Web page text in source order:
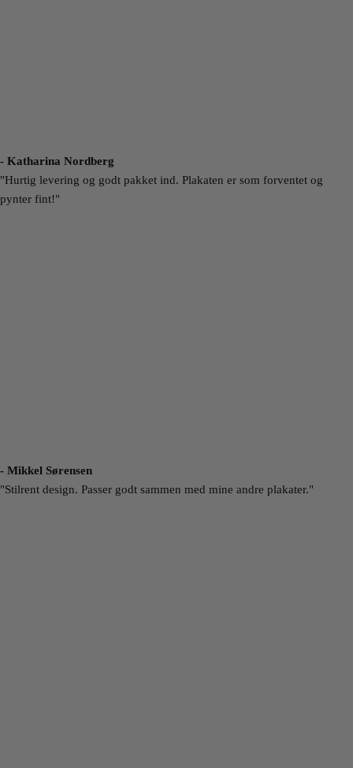
- Katharina Nordberg
"Hurtig levering og godt pakket ind. Plakaten er som forventet og
pynter fint!"
- Mikkel Sørensen
"Stilrent design. Passer godt sammen med mine andre plakater."